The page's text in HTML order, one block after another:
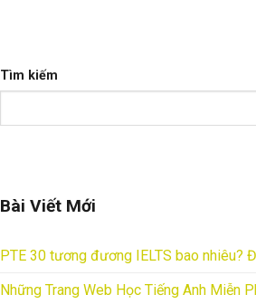
Tìm kiếm
Bài Viết Mới
PTE 30 tương đương IELTS bao nhiêu?
Những Trang Web Học Tiếng Anh Miễn